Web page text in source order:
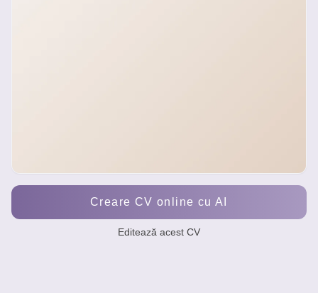
Creare CV online cu AI
Editează acest CV